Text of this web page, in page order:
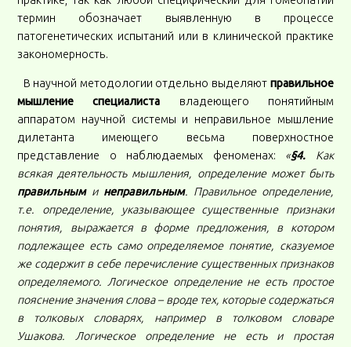
термин обозначает выявленную в процессе
патогенетических испытаний или в клинической практике
закономерность.
В научной методологии отдельно выделяют правильное
мышление специалиста владеющего понятийным
аппаратом научной системы и неправильное мышление
дилетанта имеющего весьма поверхностное
представление о наблюдаемых феноменах: «§4. Как
всякая деятельность мышления, определение может быть
правильными неправильным. Правильное определение,
т.е. определение, указывающее существенные признаки
понятия, выражается в форме предложения, в котором
подлежащее есть само определяемое понятие, сказуемое
же содержит в себе перечисление существенных признаков
определяемого. Логическое определение не есть простое
пояснение значения слова – вроде тех, которые содержаться
в толковых словарях, например в толковом словаре
Ушакова. Логическое определение не есть и простая